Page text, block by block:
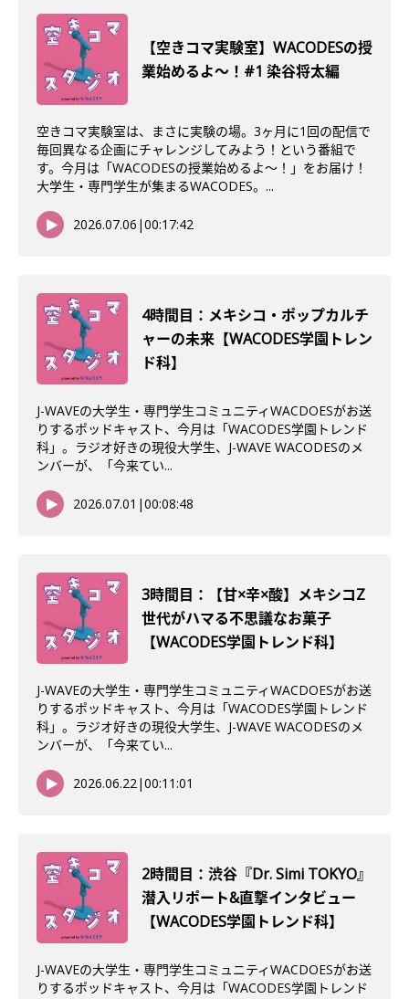
【空きコマ実験室】WACODESの授
業始めるよ～！#1 染谷将太編
空きコマ実験室は、まさに実験の場。3ヶ月に1回の配信で
毎回異なる企画にチャレンジしてみよう！という番組で
す。今月は「WACODESの授業始めるよ～！」をお届け！
大学生・専門学生が集まるWACODES。...
2026.07.06 |00:17:42
4時間目：メキシコ・ポップカルチ
ャーの未来【WACODES学園トレン
ド科】
J-WAVEの大学生・専門学生コミュニティWACDOESがお送
りするポッドキャスト、今月は「WACODES学園トレンド
科」。ラジオ好きの現役大学生、J-WAVE WACODESのメ
ンバーが、「今来てい...
2026.07.01 |00:08:48
3時間目：【甘×辛×酸】メキシコZ
世代がハマる不思議なお菓子
【WACODES学園トレンド科】
J-WAVEの大学生・専門学生コミュニティWACDOESがお送
りするポッドキャスト、今月は「WACODES学園トレンド
科」。ラジオ好きの現役大学生、J-WAVE WACODESのメ
ンバーが、「今来てい...
2026.06.22|00:11:01
2時間目：渋谷『Dr. Simi TOKYO』
潜入リポート&直撃インタビュー
【WACODES学園トレンド科】
J-WAVEの大学生・専門学生コミュニティWACDOESがお送
りするポッドキャスト、今月は「WACODES学園トレンド